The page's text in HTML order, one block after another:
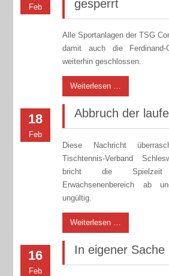
Feb
gesperrt
Alle Sportanlagen der TSG
damit auch die Ferdinand-
weiterhin geschlossen.
Weiterlesen …
18
Feb
Abbruch der
Diese Nachricht
Tischtennis-Verband
bricht die
Erwachsenenbereich ab
ungültig.
Weiterlesen …
16
Feb
In eigener Sache